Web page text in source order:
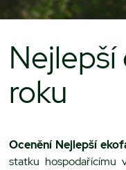
roku
Ocenění Nejlepší
statku hospodařícímu